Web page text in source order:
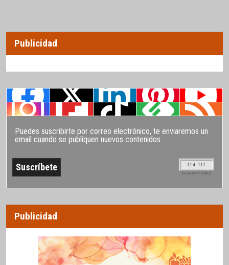
Publicidad
Puedes suscribirte por correo electrónico, te enviaremos un
email cuando se publiquen nuevos contenidos
114.111
SUSCRIPTORES
Publicidad